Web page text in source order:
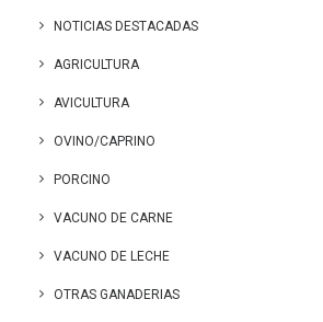
NOTICIAS DESTACADAS
AGRICULTURA
AVICULTURA
OVINO/CAPRINO
PORCINO
VACUNO DE CARNE
VACUNO DE LECHE
OTRAS GANADERIAS